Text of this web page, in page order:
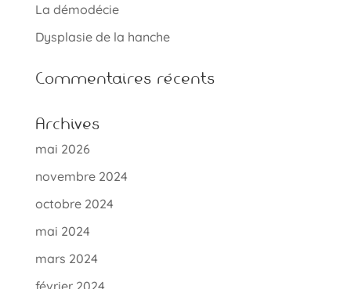
La démodécie
Dysplasie de la hanche
Commentaires récents
Archives
mai 2026
novembre 2024
octobre 2024
mai 2024
mars 2024
février 2024